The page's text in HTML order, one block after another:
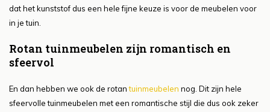
dat het kunststof dus een hele fijne keuze is voor de meubelen voor
in je tuin.
Rotan tuinmeubelen zijn romantisch en
sfeervol
En dan hebben we ook de rotantuinmeubelen nog. Dit zijn hele
sfeervolle tuinmeubelen met een romantische stijl die dus ook zeker